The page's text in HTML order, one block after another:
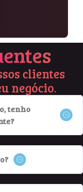
clientes
negócio.
tenho